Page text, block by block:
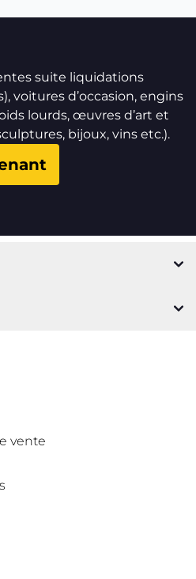
suite liquidations
voitures d’occasion, engins
lourds, œuvres d’art et
bijoux, vins etc.).
vente